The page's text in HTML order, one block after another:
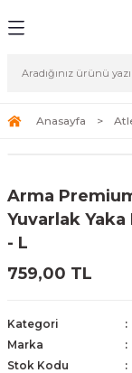
Anasayfa
Arma
Yuvarlak
- L
759,00 TL
Kategori
Marka
Stok Kodu